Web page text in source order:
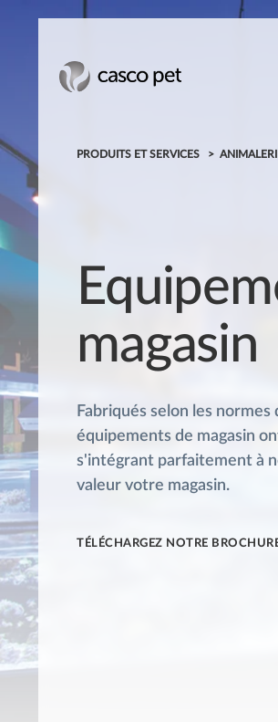
PRODUITS ET SERVICES
magasin
Fabriqués selon les
équipements de magasin
s'intégrant parfaitement à
valeur votre magasin.
TÉLÉCHARGEZ NOTRE